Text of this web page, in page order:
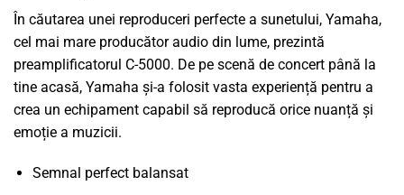
În căutarea unei reproduceri perfecte a sunetului, Yamaha,
cel mai mare producător audio din lume, prezintă
preamplificatorul C-5000. De pe scenă de concert până la
tine acasă, Yamaha și-a folosit vasta experiență pentru a
crea un echipament capabil să reproducă orice nuanță și
emoție a muzicii.
Semnal perfect balansat